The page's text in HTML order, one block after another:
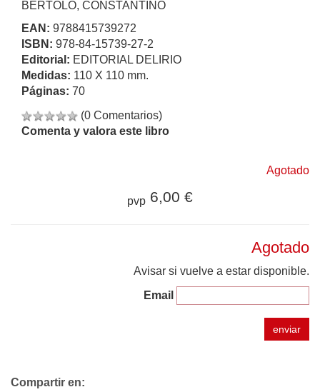
BÉRTOLO, CONSTANTINO
EAN: 9788415739272
ISBN: 978-84-15739-27-2
Editorial: EDITORIAL DELIRIO
Medidas: 110 X 110 mm.
Páginas: 70
(0 Comentarios)
Comenta y valora este libro
Agotado
pvp 6,00 €
Agotado
Avisar si vuelve a estar disponible.
Email
enviar
Compartir en: